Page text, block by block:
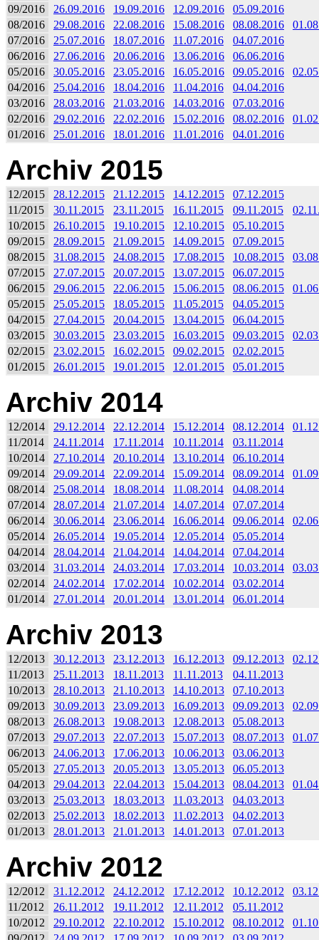
09/2016
26.09.2016 19.09.2016 12.09.2016
05.09.2016
08/2016
29.08.2016 22.08.2016 15.08.2016 08.08.2016
07/2016
25.07.2016 18.07.2016 11.07.2016
04.07.2016
06/2016
27.06.2016 20.06.2016 13.06.2016
06.06.2016
05/2016
30.05.2016 23.05.2016 16.05.2016 09.05.2016
04/2016
25.04.2016 18.04.2016 11.04.2016
04.04.2016
03/2016
28.03.2016 21.03.2016 14.03.2016
07.03.2016
02/2016
29.02.2016 22.02.2016 15.02.2016 08.02.2016
01/2016
25.01.2016 18.01.2016 11.01.2016 04.01.2016
Archiv 2015
12/2015 28.12.2015 21.12.2015 14.12.2015
07.12.2015
11/2015
30.11.2015 23.11.2015 16.11.2015 09.11.2015
10/2015
26.10.2015 19.10.2015 12.10.2015
05.10.2015
09/2015
28.09.2015 21.09.2015 14.09.2015
07.09.2015
08/2015
31.08.2015 24.08.2015 17.08.2015 10.08.2015
07/2015
27.07.2015 20.07.2015 13.07.2015
06.07.2015
06/2015
29.06.2015 22.06.2015 15.06.2015 08.06.2015
05/2015
25.05.2015 18.05.2015 11.05.2015
04.05.2015
04/2015
27.04.2015 20.04.2015 13.04.2015
06.04.2015
03/2015
30.03.2015 23.03.2015 16.03.2015 09.03.2015
02/2015
23.02.2015 16.02.2015 09.02.2015
02.02.2015
01/2015
26.01.2015 19.01.2015 12.01.2015 05.01.2015
Archiv 2014
12/2014 29.12.2014 22.12.2014 15.12.2014 08.12.2014
11/2014
24.11.2014 17.11.2014 10.11.2014
03.11.2014
10/2014
27.10.2014 20.10.2014 13.10.2014
06.10.2014
09/2014
29.09.2014 22.09.2014 15.09.2014 08.09.2014
08/2014
25.08.2014 18.08.2014 11.08.2014
04.08.2014
07/2014
28.07.2014 21.07.2014 14.07.2014
07.07.2014
06/2014
30.06.2014 23.06.2014 16.06.2014 09.06.2014
05/2014
26.05.2014 19.05.2014 12.05.2014
05.05.2014
04/2014
28.04.2014 21.04.2014 14.04.2014
07.04.2014
03/2014
31.03.2014 24.03.2014 17.03.2014 10.03.2014
02/2014
24.02.2014 17.02.2014 10.02.2014
03.02.2014
01/2014
27.01.2014 20.01.2014 13.01.2014 06.01.2014
Archiv 2013
12/2013 30.12.2013 23.12.2013 16.12.2013 09.12.2013
11/2013
25.11.2013 18.11.2013 11.11.2013
04.11.2013
10/2013
28.10.2013 21.10.2013 14.10.2013
07.10.2013
09/2013
30.09.2013 23.09.2013 16.09.2013 09.09.2013
08/2013
26.08.2013 19.08.2013 12.08.2013
05.08.2013
07/2013
29.07.2013 22.07.2013 15.07.2013 08.07.2013
06/2013
24.06.2013 17.06.2013 10.06.2013
03.06.2013
05/2013
27.05.2013 20.05.2013 13.05.2013
06.05.2013
04/2013
29.04.2013 22.04.2013 15.04.2013 08.04.2013
03/2013
25.03.2013 18.03.2013 11.03.2013
04.03.2013
02/2013
25.02.2013 18.02.2013 11.02.2013
04.02.2013
01/2013
28.01.2013 21.01.2013 14.01.2013 07.01.2013
Archiv 2012
12/2012 31.12.2012 24.12.2012 17.12.2012 10.12.2012
11/2012
26.11.2012 19.11.2012 12.11.2012
05.11.2012
10/2012
29.10.2012 22.10.2012 15.10.2012 08.10.2012